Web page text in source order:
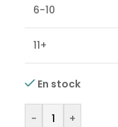
6-10
11+
En stock
- +
Alternative: